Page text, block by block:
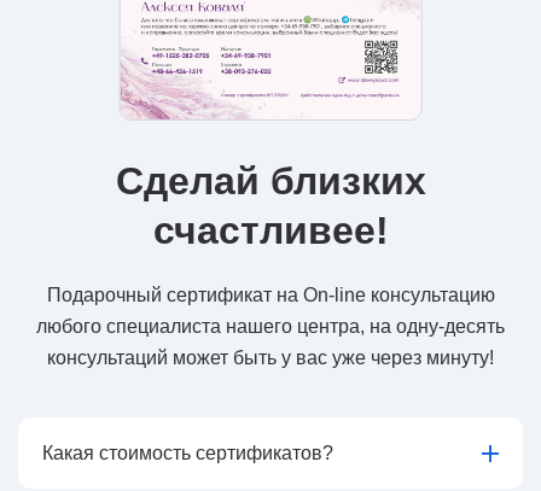
Сделай близких
счастливее!
Подарочный сертификат на On-line консультацию
любого специалиста нашего центра, на одну-десять
консультаций может быть у вас уже через минуту!
Какая стоимость сертификатов?